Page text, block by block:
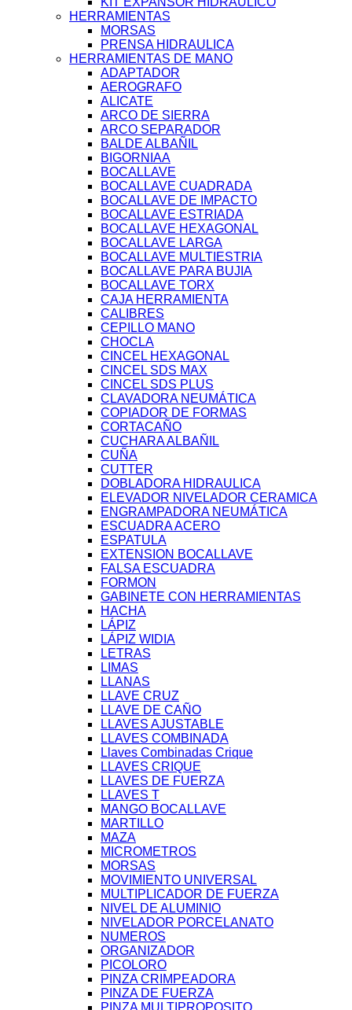
HERRAMIENTAS
MORSAS
PRENSA HIDRAULICA
HERRAMIENTAS DE MANO
ADAPTADOR
AEROGRAFO
ALICATE
ARCO DE SIERRA
ARCO SEPARADOR
BALDE ALBAÑIL
BIGORNIAA
BOCALLAVE
BOCALLAVE CUADRADA
BOCALLAVE DE IMPACTO
BOCALLAVE ESTRIADA
BOCALLAVE HEXAGONAL
BOCALLAVE LARGA
BOCALLAVE MULTIESTRIA
BOCALLAVE PARA BUJIA
BOCALLAVE TORX
CAJA HERRAMIENTA
CALIBRES
CEPILLO MANO
CHOCLA
CINCEL HEXAGONAL
CINCEL SDS MAX
CINCEL SDS PLUS
CLAVADORA NEUMÁTICA
COPIADOR DE FORMAS
CORTACAÑO
CUCHARA ALBAÑIL
CUÑA
CUTTER
DOBLADORA HIDRAULICA
ELEVADOR NIVELADOR CERAMICA
ENGRAMPADORA NEUMÁTICA
ESCUADRA ACERO
ESPATULA
EXTENSION BOCALLAVE
FALSA ESCUADRA
FORMON
GABINETE CON HERRAMIENTAS
HACHA
LÁPIZ
LÁPIZ WIDIA
LETRAS
LIMAS
LLANAS
LLAVE CRUZ
LLAVE DE CAÑO
LLAVES AJUSTABLE
LLAVES COMBINADA
Llaves Combinadas Crique
LLAVES CRIQUE
LLAVES DE FUERZA
LLAVES T
MANGO BOCALLAVE
MARTILLO
MAZA
MICROMETROS
MORSAS
MOVIMIENTO UNIVERSAL
MULTIPLICADOR DE FUERZA
NIVEL DE ALUMINIO
NIVELADOR PORCELANATO
NUMEROS
ORGANIZADOR
PICOLORO
PINZA CRIMPEADORA
PINZA DE FUERZA
PINZA MULTIPROPOSITO